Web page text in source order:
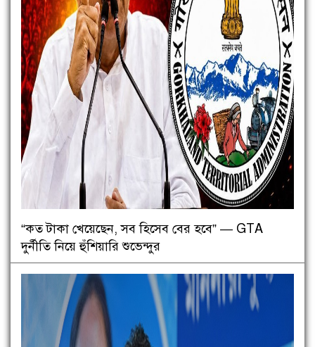
“কত টাকা খেয়েছেন, সব হিসেব বের হবে” — GTA
দুর্নীতি নিয়ে হুঁশিয়ারি শুভেন্দুর